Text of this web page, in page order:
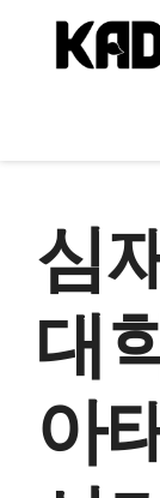
심
대
아